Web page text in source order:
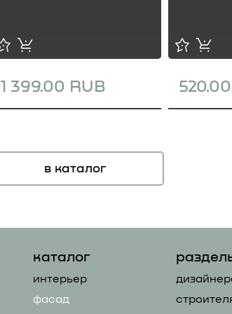
1 399.00 RUB
в каталог
каталог
интерьер
фасад